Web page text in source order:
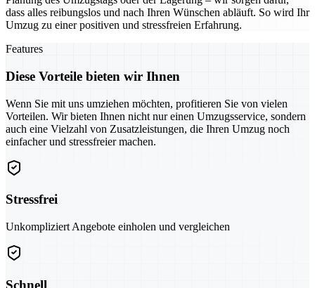
dass alles reibungslos und nach Ihren Wünschen abläuft. So wird Ihr
Umzug zu einer positiven und stressfreien Erfahrung.
Features
Diese Vorteile bieten wir Ihnen
Wenn Sie mit uns umziehen möchten, profitieren Sie von vielen
Vorteilen. Wir bieten Ihnen nicht nur einen Umzugsservice, sondern
auch eine Vielzahl von Zusatzleistungen, die Ihren Umzug noch
einfacher und stressfreier machen.
Stressfrei
Unkompliziert Angebote einholen und vergleichen
Schnell